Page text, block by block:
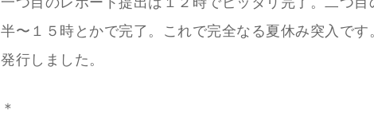
半〜１５時とかで完了。これで完全なる夏休み突入です
発行しました。
＊